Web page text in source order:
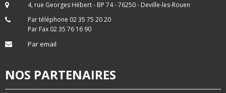
4, rue Georges Hébert - BP 74 - 76250 - Deville-les-Rouen
Par téléphone 02 35 75 20 20
Par Fax 02 35 76 16 90
Par email
NOS PARTENAIRES